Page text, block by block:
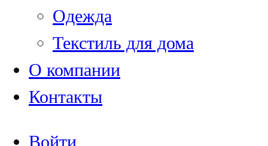
Одежда
Текстиль для дома
О компании
Контакты
Войти